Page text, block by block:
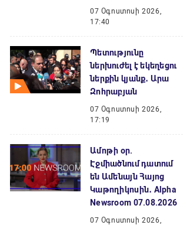
07 Օգոստոսի 2026,
17:40
Պետությունը
ներխուժել է եկեղեցու
ներքին կյանք․ Արա
Զոհրաբյան
07 Օգոստոսի 2026,
17:19
Ամոթի օր.
Էջմիածնում դատում
են Ամենայն Հայոց
Կաթողիկոսին․ Alpha
Newsroom 07.08.2026
07 Օգոստոսի 2026,